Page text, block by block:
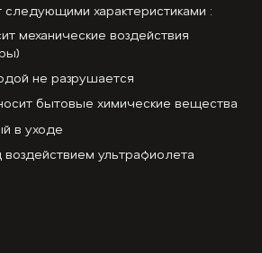
характеристиками :
механические воздействия
не разрушается
бытовые химические вещества
в уходе
ультрафиолета